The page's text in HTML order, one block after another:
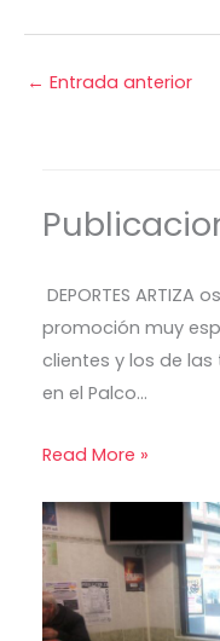
← Entrada anterior
DEPORTES
promoción muy
clientes y los de
en el Palco…
Read More »